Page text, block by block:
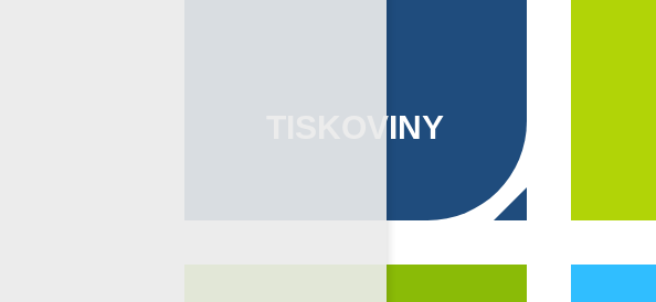
TISKOVINY